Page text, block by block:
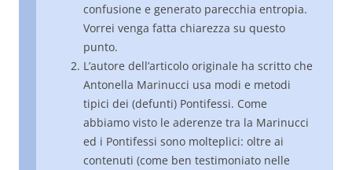
confusione e generato parecchia entropia.
Vorrei venga fatta chiarezza su questo
punto.
L’autore dell’articolo originale ha scritto che
Antonella Marinucci usa modi e metodi
tipici dei (defunti) Pontifessi. Come
abbiamo visto le aderenze tra la Marinucci
ed i Pontifessi sono molteplici: oltre ai
contenuti (come ben testimoniato nelle